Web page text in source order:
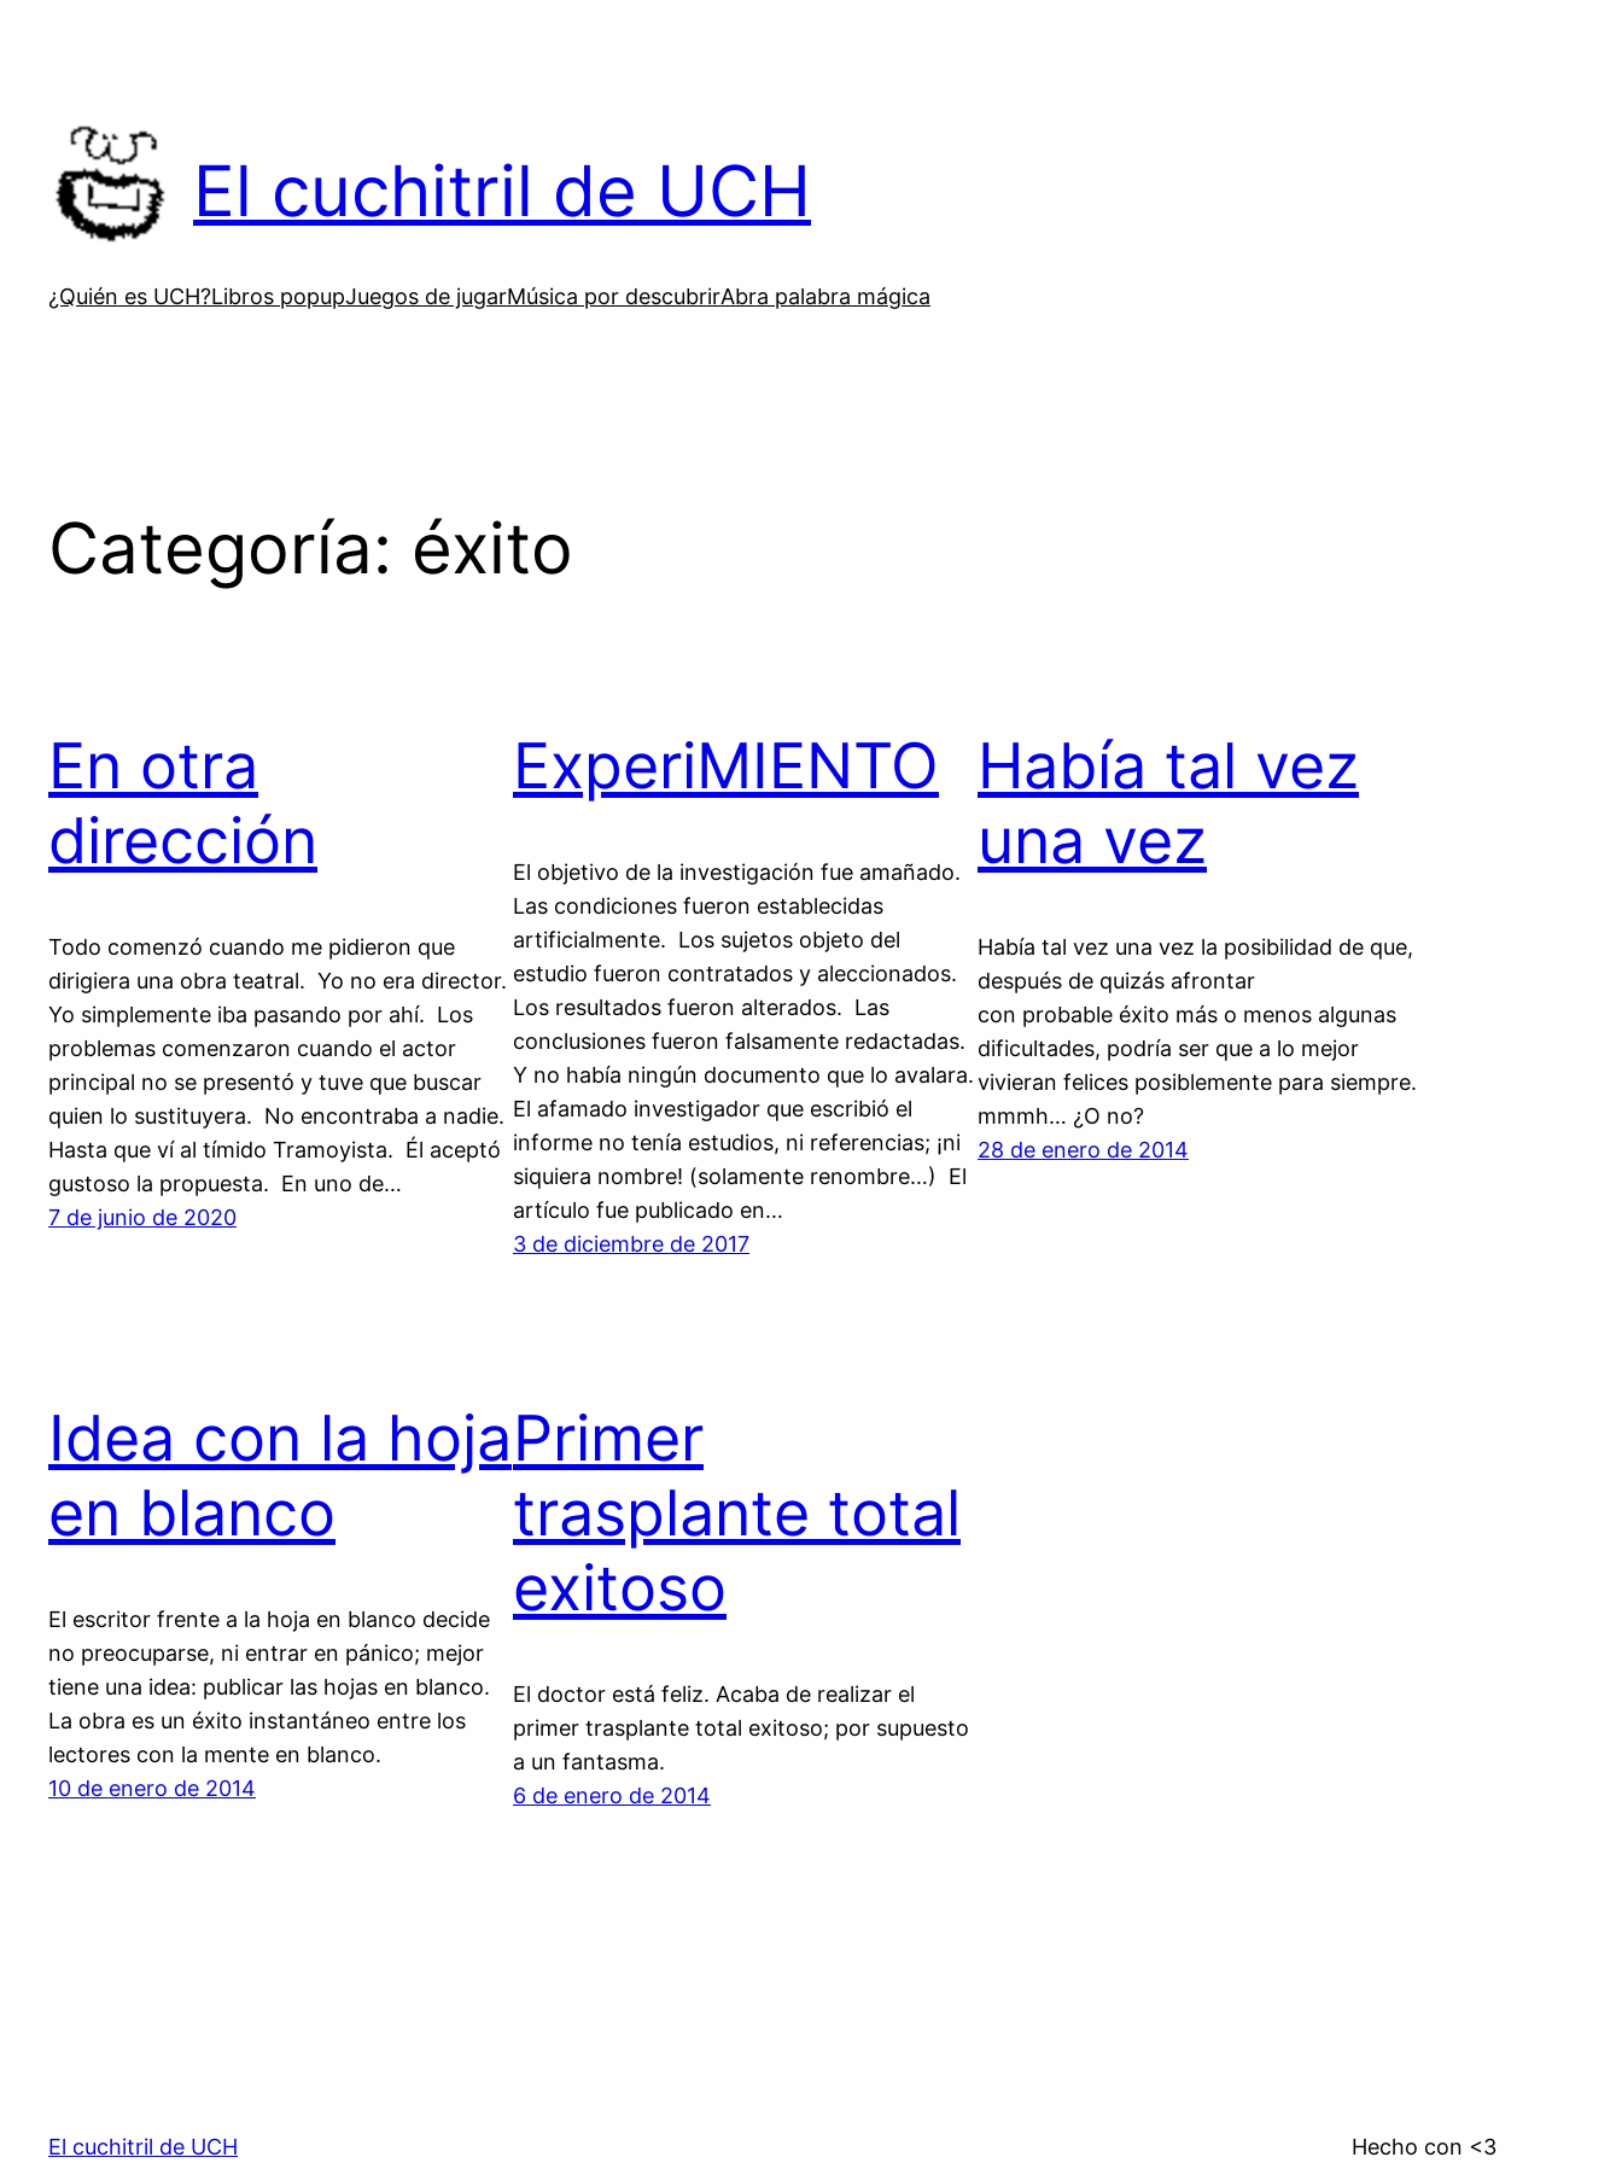
El cuchitril de UCH
¿Quién es UCH?Libros popupJuegos de jugarMúsica por descubrirAbra palabra mágica
Categoría: éxito
En otra
dirección
Todo comenzó cuando me pidieron que
dirigiera una obra teatral. Yo no era director.
Yo simplemente iba pasando por ahí. Los
problemas comenzaron cuando el actor
principal no se presentó y tuve que buscar
quien lo sustituyera. No encontraba a nadie.
Hasta que ví al tímido Tramoyista. Él aceptó
gustoso la propuesta. En uno de…
7 de junio de 2020
ExperiMIENTO
El objetivo de la investigación fue amañado.
Las condiciones fueron establecidas
artificialmente. Los sujetos objeto del
estudio fueron contratados y aleccionados.
Los resultados fueron alterados. Las
conclusiones fueron falsamente redactadas.
Y no había ningún documento que lo avalara.
El afamado investigador que escribió el
informe no tenía estudios, ni referencias; ¡ni
siquiera nombre! (solamente renombre…) El
artículo fue publicado en…
3 de diciembre de 2017
Había tal vez
una vez
Había tal vez una vez la posibilidad de que,
después de quizás afrontar
con probable éxito más o menos algunas
dificultades, podría ser que a lo mejor
vivieran felices posiblemente para siempre.
mmmh… ¿O no?
28 de enero de 2014
Idea con la hoja
en blanco
El escritor frente a la hoja en blanco decide
no preocuparse, ni entrar en pánico; mejor
tiene una idea: publicar las hojas en blanco.
La obra es un éxito instantáneo entre los
lectores con la mente en blanco.
10 de enero de 2014
Primer
trasplante total
exitoso
El doctor está feliz. Acaba de realizar el
primer trasplante total exitoso; por supuesto
a un fantasma.
6 de enero de 2014
El cuchitril de UCH Hecho con <3